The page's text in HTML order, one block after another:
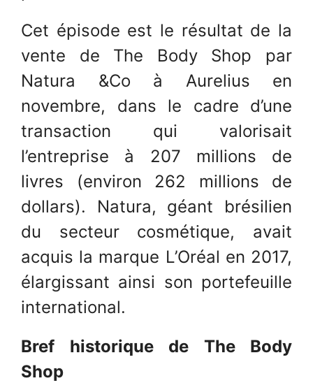
Cet épisode est le résultat de la
vente de The Body Shop par
Natura &Co à Aurelius en
novembre, dans le cadre d’une
transaction qui valorisait
l’entreprise à 207 millions de
livres (environ 262 millions de
dollars). Natura, géant brésilien
du secteur cosmétique, avait
acquis la marque L’Oréal en 2017,
élargissant ainsi son portefeuille
international.
Bref historique de The Body
Shop